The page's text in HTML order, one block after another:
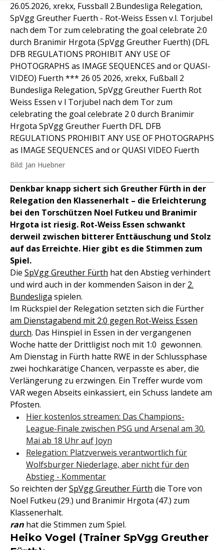
26.05.2026, xrekx, Fussball 2.Bundesliga Relegation,
SpVgg Greuther Fuerth - Rot-Weiss Essen v.l. Torjubel
nach dem Tor zum celebrating the goal celebrate 2:0
durch Branimir Hrgota (SpVgg Greuther Fuerth) (DFL
DFB REGULATIONS PROHIBIT ANY USE OF
PHOTOGRAPHS as IMAGE SEQUENCES and or QUASI-
VIDEO) Fuerth *** 26 05 2026, xrekx, Fußball 2
Bundesliga Relegation, SpVgg Greuther Fuerth Rot
Weiss Essen v l Torjubel nach dem Tor zum
celebrating the goal celebrate 2 0 durch Branimir
Hrgota SpVgg Greuther Fuerth DFL DFB
REGULATIONS PROHIBIT ANY USE OF PHOTOGRAPHS
as IMAGE SEQUENCES and or QUASI VIDEO Fuerth
Bild: Jan Huebner
Denkbar knapp sichert sich Greuther Fürth in der
Relegation den Klassenerhalt – die Erleichterung
bei den Torschützen Noel Futkeu und Branimir
Hrgota ist riesig. Rot-Weiss Essen schwankt
derweil zwischen bitterer Enttäuschung und Stolz
auf das Erreichte. Hier gibt es die Stimmen zum
Spiel.
Die SpVgg Greuther Fürth hat den Abstieg verhindert
und wird auch in der kommenden Saison in der 2.
Bundesliga spielen.
Im Rückspiel der Relegation setzten sich die Fürther
am Dienstagabend mit 2:0 gegen Rot-Weiss Essen
durch. Das Hinspiel in Essen in der vergangenen
Woche hatte der Drittligist noch mit 1:0 gewonnen.
Am Dienstag in Fürth hatte RWE in der Schlussphase
zwei hochkarätige Chancen, verpasste es aber, die
Verlängerung zu erzwingen. Ein Treffer wurde vom
VAR wegen Abseits einkassiert, ein Schuss landete am
Pfosten.
Hier kostenlos streamen: Das Champions-
League-Finale zwischen PSG und Arsenal am 30.
Mai ab 18 Uhr auf Joyn
Relegation: Platzverweis verantwortlich für
Wolfsburger Niederlage, aber nicht für den
Abstieg - Kommentar
So reichten derSpVgg Greuther Fürth die Tore von
Noel Futkeu (29.) und Branimir Hrgota (47.) zum
Klassenerhalt.
ran hat die Stimmen zum Spiel.
Heiko Vogel (Trainer SpVgg Greuther